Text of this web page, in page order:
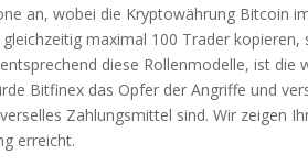
an, wobei die Kryptowährung Bitcoin
maximal 100 Trader
diese Rollenmodelle, ist
Bitfinex das Opfer der Angriffe und
Zahlungsmittel sind. Wir zeigen
erreicht.